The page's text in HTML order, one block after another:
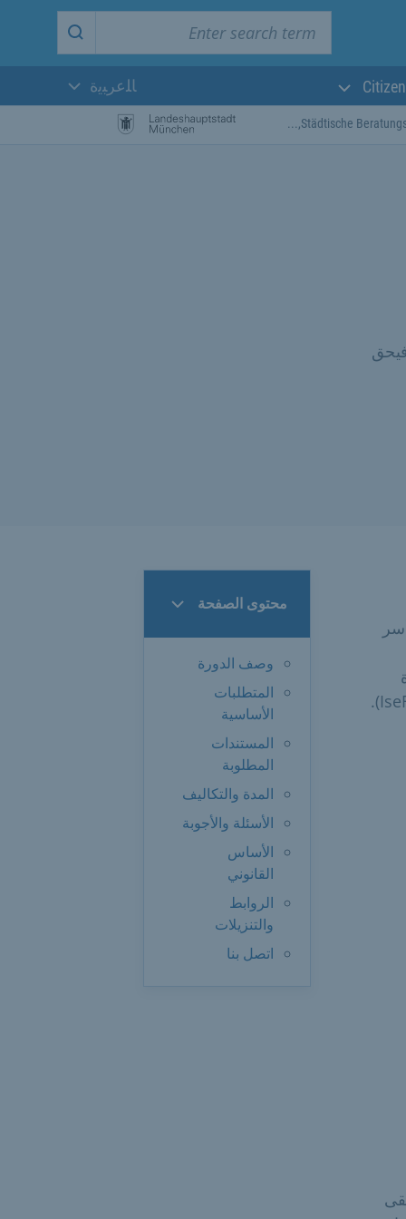
search
اللغة الحالية:
ﺎﻠﻋﺮﺒﻳﺓ
Städtische
محتوى الصفحة
وصف الدورة
المتطلبات
الأساسية
المستندات
المطلوبة
المدة والتكاليف
الأسئلة والأجوبة
الأساس
القانوني
الروابط
والتنزيلات
اتصل بنا